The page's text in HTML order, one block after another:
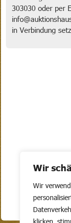
Wir
Wir
303030 oder per
in Verbindung